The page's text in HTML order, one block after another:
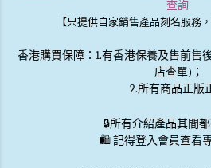
查詢
【只提供自家銷售產品刻名服務
香港購買保障：1.有香港保養及售前售
店查單)；
2.所有商品正版
🔒所有介紹產品其間
🛍️ 記得登入會員查看